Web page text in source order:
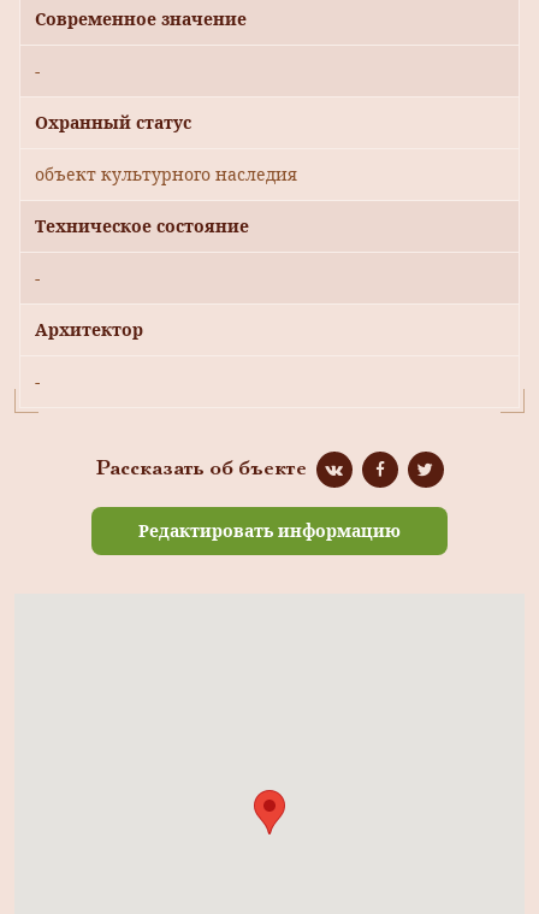
Современное значение
-
Охранный статус
объект культурного наследия
Техническое состояние
-
Архитектор
-
Рассказать об бъекте
Редактировать информацию